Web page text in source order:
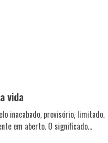
vida
inacabado, provisório, limitado.
em aberto. O significado...